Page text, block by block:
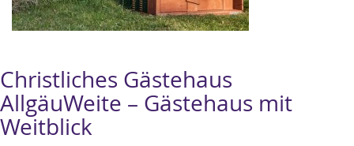
Christliches Gästehaus
AllgäuWeite – Gästehaus mit
Weitblick